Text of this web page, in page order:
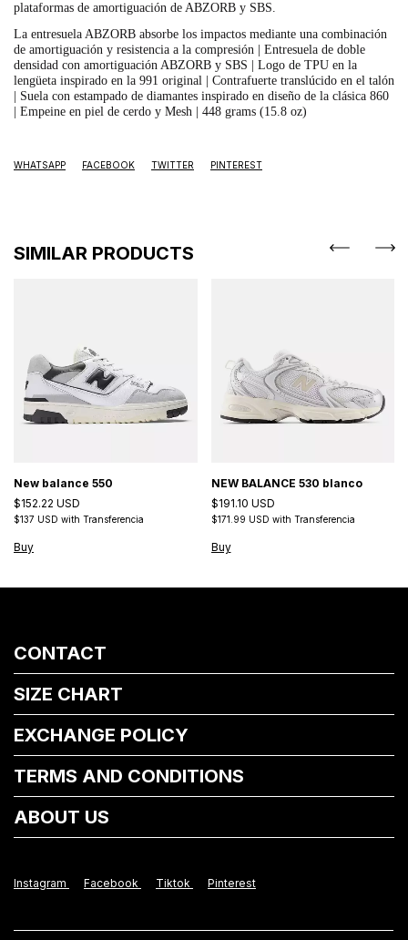
plataformas de amortiguación de ABZORB y SBS.
La entresuela ABZORB absorbe los impactos mediante una combinación
de amortiguación y resistencia a la compresión | Entresuela de doble
densidad con amortiguación ABZORB y SBS | Logo de TPU en la
lengüeta inspirado en la 991 original | Contrafuerte translúcido en el talón
| Suela con estampado de diamantes inspirado en diseño de la clásica 860
| Empeine en piel de cerdo y Mesh | 448 grams (15.8 oz)
WHATSAPP FACEBOOK TWITTER PINTEREST
SIMILAR PRODUCTS
New balance 550
$152.22 USD
$137 USD with Transferencia
Buy
NEW BALANCE 530 blanco
$191.10 USD
$171.99 USD with Transferencia
Buy
CONTACT
SIZE CHART
EXCHANGE POLICY
TERMS AND CONDITIONS
ABOUT US
Instagram Facebook Tiktok Pinterest